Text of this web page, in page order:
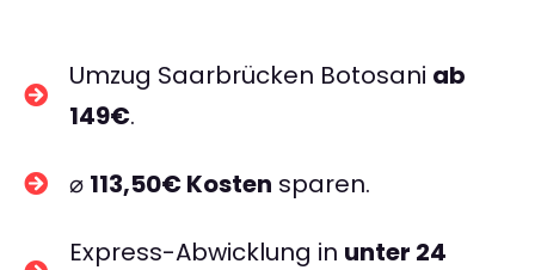
Umzug Saarbrücken Botosani ab
149€.
⌀ 113,50€ Kosten sparen.
Express-Abwicklung in unter 24